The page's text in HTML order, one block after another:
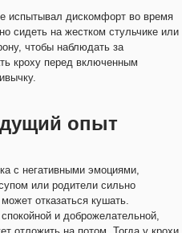
испытывал дискомфорт во время
сидеть на жестком стульчике или
чтобы наблюдать за
кроху перед включенным
опыт
с негативными эмоциями,
или родители сильно
отказаться кушать.
и доброжелательной,